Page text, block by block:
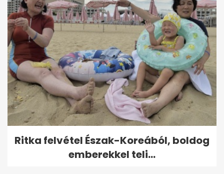
Ritka felvétel Észak-Koreából, boldog
emberekkel teli...